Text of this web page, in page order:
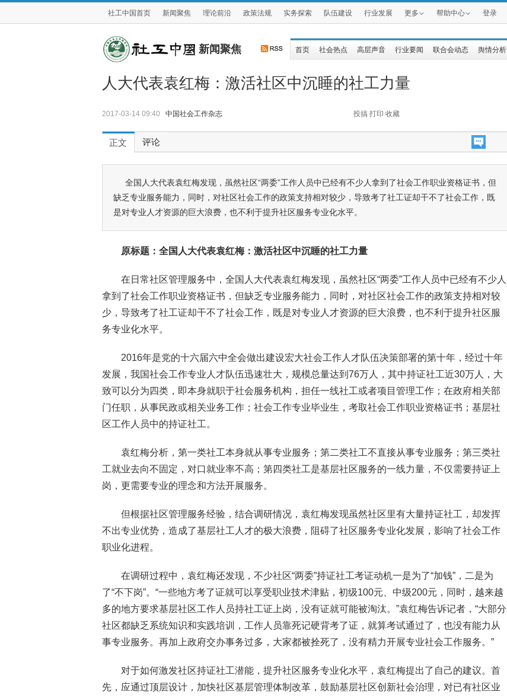
社工中国首页 新闻聚焦 理论前沿 政策法规 实务探索 队伍建设 行业发展 更多 帮助中心 登录
新闻聚焦 首页 社会热点 高层声音 行业要闻 联合会动态 舆情分析
人大代表袁红梅：激活社区中沉睡的社工力量
2017-03-14 09:40 中国社会工作杂志 投搞 打印 收藏
正文 评论
全国人大代表袁红梅发现，虽然社区“两委”工作人员中已经有不少人拿到了社会工作职业资格证书，但
缺乏专业服务能力，同时，对社区社会工作的政策支持相对较少，导致考了社工证却干不了社会工作，既
是对专业人才资源的巨大浪费，也不利于提升社区服务专业化水平。
原标题：全国人大代表袁红梅：激活社区中沉睡的社工力量
在日常社区管理服务中，全国人大代表袁红梅发现，虽然社区“两委”工作人员中已经有不少人
拿到了社会工作职业资格证书，但缺乏专业服务能力，同时，对社区社会工作的政策支持相对较
少，导致考了社工证却干不了社会工作，既是对专业人才资源的巨大浪费，也不利于提升社区服
务专业化水平。
2016年是党的十六届六中全会做出建设宏大社会工作人才队伍决策部署的第十年，经过十年
发展，我国社会工作专业人才队伍迅速壮大，规模总量达到76万人，其中持证社工近30万人，大
致可以分为四类，即本身就职于社会服务机构，担任一线社工或者项目管理工作；在政府相关部
门任职，从事民政或相关业务工作；社会工作专业毕业生，考取社会工作职业资格证书；基层社
区工作人员中的持证社工。
袁红梅分析，第一类社工本身就从事专业服务；第二类社工不直接从事专业服务；第三类社
工就业去向不固定，对口就业率不高；第四类社工是基层社区服务的一线力量，不仅需要持证上
岗，更需要专业的理念和方法开展服务。
但根据社区管理服务经验，结合调研情况，袁红梅发现虽然社区里有大量持证社工，却发挥
不出专业优势，造成了基层社工人才的极大浪费，阻碍了社区服务专业化发展，影响了社会工作
职业化进程。
在调研过程中，袁红梅还发现，不少社区“两委”持证社工考证动机一是为了“加钱”，二是为
了“不下岗”。“一些地方考了证就可以享受职业技术津贴，初级100元、中级200元，同时，越来越
多的地方要求基层社区工作人员持社工证上岗，没有证就可能被淘汰。”袁红梅告诉记者，“大部分
社区都缺乏系统知识和实践培训，工作人员靠死记硬背考了证，就算考试通过了，也没有能力从
事专业服务。再加上政府交办事务过多，大家都被拴死了，没有精力开展专业社会工作服务。”
对于如何激发社区持证社工潜能，提升社区服务专业化水平，袁红梅提出了自己的建议。首
先，应通过顶层设计，加快社区基层管理体制改革，鼓励基层社区创新社会治理，对已有社区业